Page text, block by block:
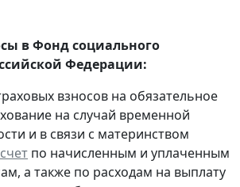
в Фонд социального
Федерации:
взносов на обязательное
на случай временной
и в связи с материнством
по начисленным и уплаченным
а также по расходам на выплату